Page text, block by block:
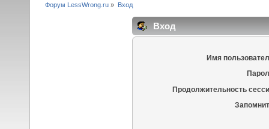
Форум LessWrong.ru » Вход
Вход
Имя
Продолжительность